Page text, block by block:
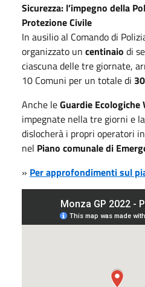
Sicurezza: l’impegno della
Protezione Civile
In ausilio al Comando di
organizzato un centinaio di
ciascuna delle tre giornate,
10 Comuni per un totale di
Anche leGuardie
impegnate nella tre giorni e
dislocherà i propri operatori
nel Piano comunale di
» Per approfondimenti sul